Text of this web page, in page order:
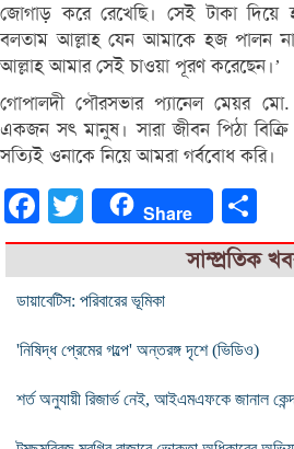
জোগাড় করে রেখেছি। সেই টাকা
বলতাম আল্লাহ যেন আমাকে হজ পালন
আল্লাহ আমার সেই চাওয়া পূরণ করেছেন।’
গোপালদী পৌরসভার প্যানেল মেয়র
একজন সৎ মানুষ। সারা জীবন পিঠা
সত্যিই ওনাকে নিয়ে আমরা গর্ববোধ করি।
FacebookTwitter Share
সাম্প্রতিক
ডায়াবেটিস: পরিবারের ভূমিকা
'নিষিদ্ধ প্রেমের গল্পে' অন্তরঙ্গ দৃশে (ভিডিও)
শর্ত অনুযায়ী রিজার্ভ নেই, আইএমএফকে জানাল